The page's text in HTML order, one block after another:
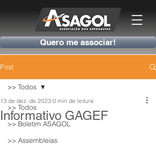
Quero me associar!
Post
>> Todos
>> Boletim ASAGOL
>> Assembleias
>> Todos
Informativo GAGEF
13 de dez. de 2023 0 min de leitura